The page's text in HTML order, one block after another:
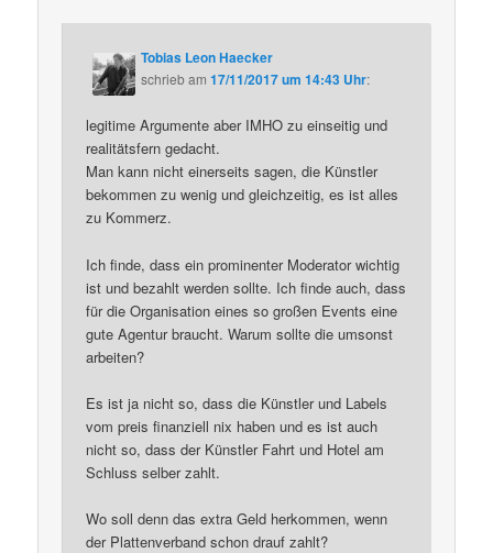
Tobias Leon Haecker
schriebam17/11/2017 um 14:43 Uhr:
legitime Argumente aber IMHO zu einseitig und
realitätsfern gedacht.
Man kann nicht einerseits sagen, die Künstler
bekommen zu wenig und gleichzeitig, es ist alles
zu Kommerz.
Ich finde, dass ein prominenter Moderator wichtig
ist und bezahlt werden sollte. Ich finde auch, dass
für die Organisation eines so großen Events eine
gute Agentur braucht. Warum sollte die umsonst
arbeiten?
Es ist ja nicht so, dass die Künstler und Labels
vom preis finanziell nix haben und es ist auch
nicht so, dass der Künstler Fahrt und Hotel am
Schluss selber zahlt.
Wo soll denn das extra Geld herkommen, wenn
der Plattenverband schon drauf zahlt?